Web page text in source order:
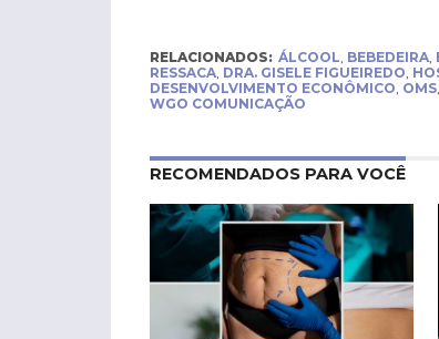
RELACIONADOS: ÁLCOOL, BEBEDEIRA,
RESSACA, DRA. GISELE FIGUEIREDO,
DESENVOLVIMENTO ECONÔMICO, OMS,
WGO COMUNICAÇÃO
RECOMENDADOS PARA VOCÊ